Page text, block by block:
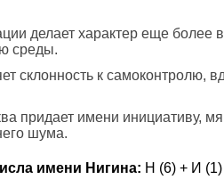
делает характер еще
среды.
склонность к самоконтролю,
придает имени инициативу,
шума.
имени Нигина: Н (6) + И